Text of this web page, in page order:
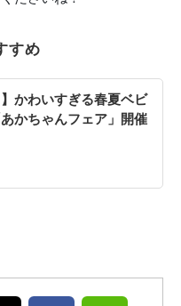
すめ
】かわいすぎる春夏ベビ
かちゃんフェア」開催